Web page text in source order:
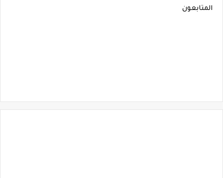
المتابعون